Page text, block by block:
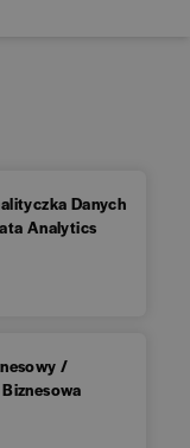
Danych
Analytics
/